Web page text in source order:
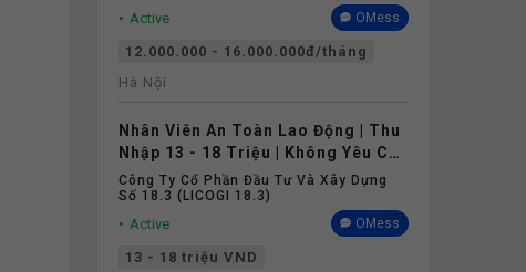
Active OMess
12.000.000 - 16.000.000đ/tháng
Hà Nội
Nhân Viên An Toàn Lao Động | Thu
Nhập 13 - 18 Triệu | Không Yêu Cầu
Kinh Nghiệm
Công Ty Cổ Phần Đầu Tư Và Xây Dựng
Số 18.3 (LICOGI 18.3)
Active OMess
13 - 18 triệu VND